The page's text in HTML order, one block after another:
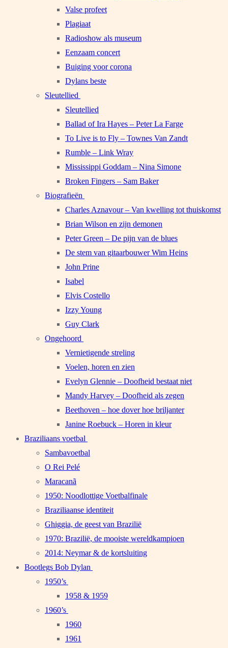
Valse profeet
Plagiaat
Radioshow als museum
Eenzaam concert
Buiging voor corona
Dylans beste
Sleutellied
Sleutellied
Ballad of Ira Hayes – Peter La Farge
To Live is to Fly – Townes Van Zandt
Rumble – Link Wray
Mississippi Goddam – Nina Simone
Broken Fingers – Sam Baker
Biografieën
Charles Aznavour – Van kwelling tot thuiskomst
Brian Wilson en zijn demonen
Peter Green – De pijn van de blues
De stem van gitaarbouwer Wim Heins
John Prine
Isabel
Elvis Costello
Izzy Young
Guy Clark
Ongehoord
Vernietigende streling
Voelen, horen en zien
Evelyn Glennie – Doofheid bestaat niet
Mandy Harvey – Doofheid als zegen
Beethoven – hoe dover hoe briljanter
Janine Roebuck – Horen in kleur
Braziliaans voetbal
Sambavoetbal
O Rei Pelé
Maracanã
1950: Noodlottige Voetbalfinale
Braziliaanse identiteit
Ghiggia, de geest van Brazilië
1970: Brazilië, de mooiste wereldkampioen
2014: Neymar & de kortsluiting
Bootlegs Bob Dylan
1950’s
1958 & 1959
1960’s
1960
1961